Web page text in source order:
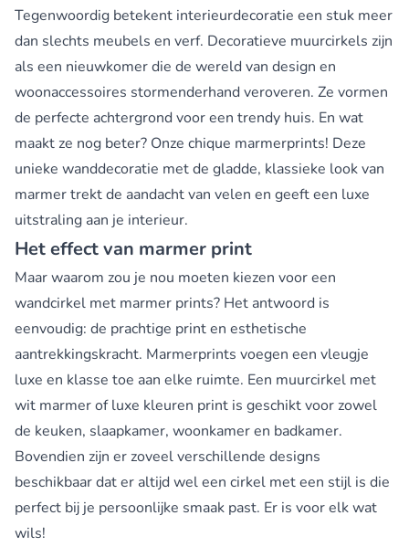
Tegenwoordig betekent interieurdecoratie een stuk meer
dan slechts meubels en verf. Decoratieve muurcirkels zijn
als een nieuwkomer die de wereld van design en
woonaccessoires stormenderhand veroveren. Ze vormen
de perfecte achtergrond voor een trendy huis. En wat
maakt ze nog beter? Onze chique marmerprints! Deze
unieke wanddecoratie met de gladde, klassieke look van
marmer trekt de aandacht van velen en geeft een luxe
uitstraling aan je interieur.
Het effect van marmer print
Maar waarom zou je nou moeten kiezen voor een
wandcirkel met marmer prints? Het antwoord is
eenvoudig: de prachtige print en esthetische
aantrekkingskracht. Marmerprints voegen een vleugje
luxe en klasse toe aan elke ruimte. Een muurcirkel met
wit marmer of luxe kleuren print is geschikt voor zowel
de keuken, slaapkamer, woonkamer en badkamer.
Bovendien zijn er zoveel verschillende designs
beschikbaar dat er altijd wel een cirkel met een stijl is die
perfect bij je persoonlijke smaak past. Er is voor elk wat
wils!